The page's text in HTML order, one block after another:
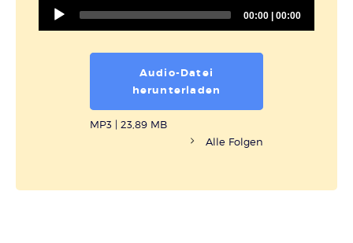
Audio
Player
00:00| 00:00
Audio-Datei
herunterladen
MP3 | 23,89 MB
Alle Folgen